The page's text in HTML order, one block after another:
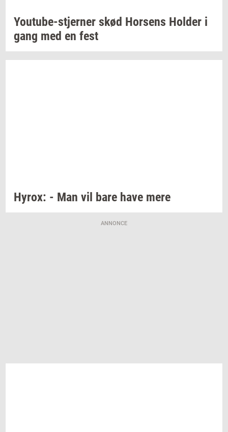
Youtube-​stjerner skød Hor­sens Hol­der i
gang med en fest
Hyrox: - Man vil bare have mere
ANNONCE